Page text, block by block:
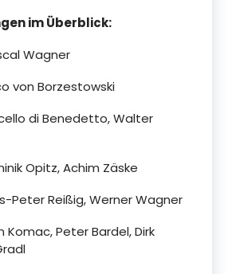
im Überblick:
Wagner
Borzestowski
Benedetto, Walter
Achim Zäske
Reißig, Werner Wagner
Peter Bardel, Dirk